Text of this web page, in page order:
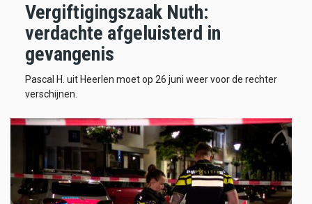
Vergiftigingszaak Nuth:
verdachte afgeluisterd in
gevangenis
Pascal H. uit Heerlen moet op 26 juni weer voor de rechter
verschijnen.